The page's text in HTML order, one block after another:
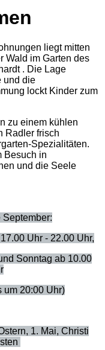
liegt mitten
Wald im Garten des
. Die Lage
und die
lockt Kinder zum
zu einem kühlen
Radler frisch
Spezialitäten.
Besuch in
und die Seele
September:
Uhr - 22.00 Uhr,
Sonntag ab 10.00
um 20:00 Uhr)
1. Mai, Christi